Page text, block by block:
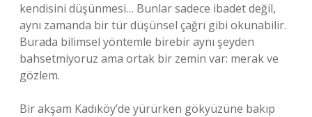
kendisini düşünmesi… Bunlar sadece ibadet değil,
aynı zamanda bir tür düşünsel çağrı gibi okunabilir.
Burada bilimsel yöntemle birebir aynı şeyden
bahsetmiyoruz ama ortak bir zemin var: merak ve
gözlem.
Bir akşam Kadıköy’de yürürken gökyüzüne bakıp